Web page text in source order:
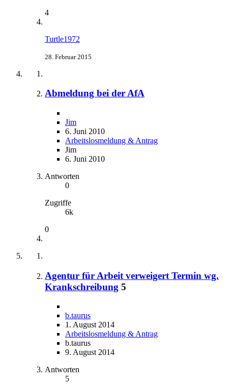
4
Turtle1972
28. Februar 2015
Abmeldung bei der AfA
Jim
6. Juni 2010
Arbeitslosmeldung & Antrag
Jim
6. Juni 2010
Antworten
0
Zugriffe
6k
0
Agentur für Arbeit verweigert Termin wg.
Krankschreibung 5
b.taurus
1. August 2014
Arbeitslosmeldung & Antrag
b.taurus
9. August 2014
Antworten
5